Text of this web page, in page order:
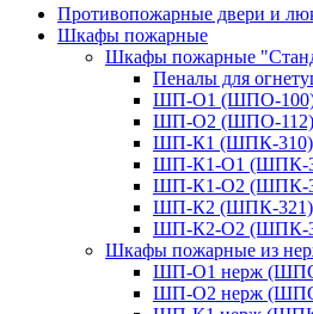
Противопожарные двери и
Шкафы пожарные
Шкафы пожарные
Пеналы для
ШП-О1 (ШПО-
ШП-О2 (ШПО-112)
ШП-К1 (ШПК-310)
ШП-К1-О1 (ШПК-
ШП-К1-О2 (ШПК-
ШП-К2 (ШПК-321)
ШП-К2-О2 (ШПК-
Шкафы пожарные из
ШП-О1 нерж
ШП-О2 нерж